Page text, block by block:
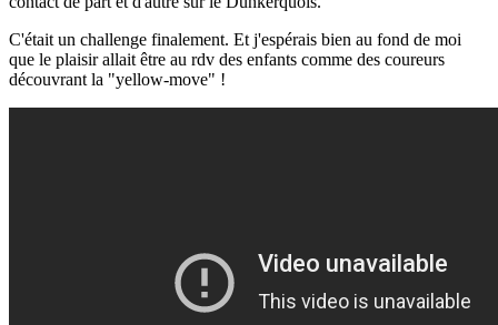
C'était un challenge finalement. Et j'espérais bien au fond de moi
que le plaisir allait être au rdv des enfants comme des coureurs
découvrant la "yellow-move" !